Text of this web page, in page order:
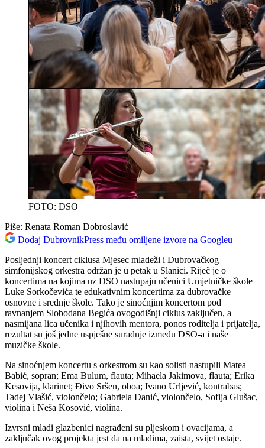
FOTO: DSO
Piše: Renata Roman Dobroslavić
Dodaj DubrovnikPress među omiljene izvore na Googleu
Posljednji koncert ciklusa Mjesec mladeži i Dubrovačkog
simfonijskog orkestra održan je u petak u Slanici. Riječ je o
koncertima na kojima uz DSO nastupaju učenici Umjetničke škole
Luke Sorkočevića te edukativnim koncertima za dubrovačke
osnovne i srednje škole. Tako je sinoćnjim koncertom pod
ravnanjem Slobodana Begića ovogodišnji ciklus zaključen, a
nasmijana lica učenika i njihovih mentora, ponos roditelja i prijatelja,
rezultat su još jedne uspješne suradnje između DSO-a i naše
muzičke škole.
Na sinoćnjem koncertu s orkestrom su kao solisti nastupili Matea
Babić, sopran; Ema Bulum, flauta; Mihaela Jakimova, flauta; Erika
Kesovija, klarinet; Đivo Sršen, oboa; Ivano Urljević, kontrabas;
Tadej Vlašić, violončelo; Gabriela Đanić, violončelo, Sofija Glušac,
violina i Neša Kosović, violina.
Izvrsni mladi glazbenici nagrađeni su pljeskom i ovacijama, a
zaključak ovog projekta jest da na mladima, zaista, svijet ostaje.